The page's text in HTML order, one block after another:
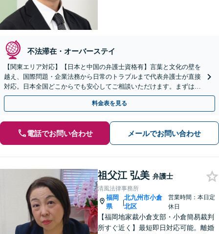
不法滞在・オーバーステイ
【関東エリア対応】【日本と中国の弁護士資格有】言葉と文化の壁を
越え、国際問題・企業法務から日常のトラブルまで代表弁護士が直接
対応。日本全国どこからでも安心してご相談いただけます。まずは一
歩を踏み出してみませんか。【初回相談無料】
料金表を見る
電話でお問い合わせ メールでお問い合わせ
祖父江 弘美 弁護士
清風法律事務所
福岡
県
|
北九州市小倉
北区
営業時間：本日定
休日
【福岡地家裁小倉支部・小倉簡易裁判
所すぐ近く】最短即日対応可能。離婚